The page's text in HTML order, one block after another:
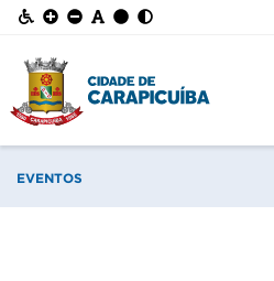
EVENTOS